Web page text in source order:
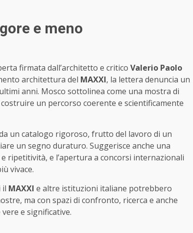
e meno
firmata dall’architetto e critico Valerio Paolo
architettura del MAXXI, la lettera denuncia un
anni. Mosco sottolinea come una mostra di
un percorso coerente e scientificamente
un catalogo rigoroso, frutto del lavoro di un
un segno duraturo. Suggerisce anche una
ripetitività, e l’apertura a concorsi internazionali
vivace.
il MAXXI e altre istituzioni italiane potrebbero
ma con spazi di confronto, ricerca e anche
e significative.